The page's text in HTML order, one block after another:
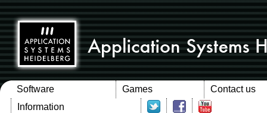
Software Games
Contact us
Information